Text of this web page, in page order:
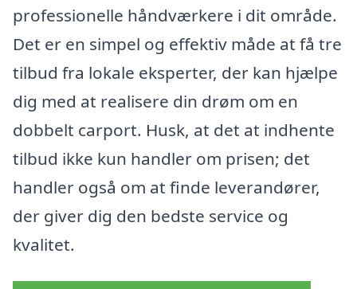
professionelle håndværkere i dit område.
Det er en simpel og effektiv måde at få tre
tilbud fra lokale eksperter, der kan hjælpe
dig med at realisere din drøm om en
dobbelt carport. Husk, at det at indhente
tilbud ikke kun handler om prisen; det
handler også om at finde leverandører,
der giver dig den bedste service og
kvalitet.